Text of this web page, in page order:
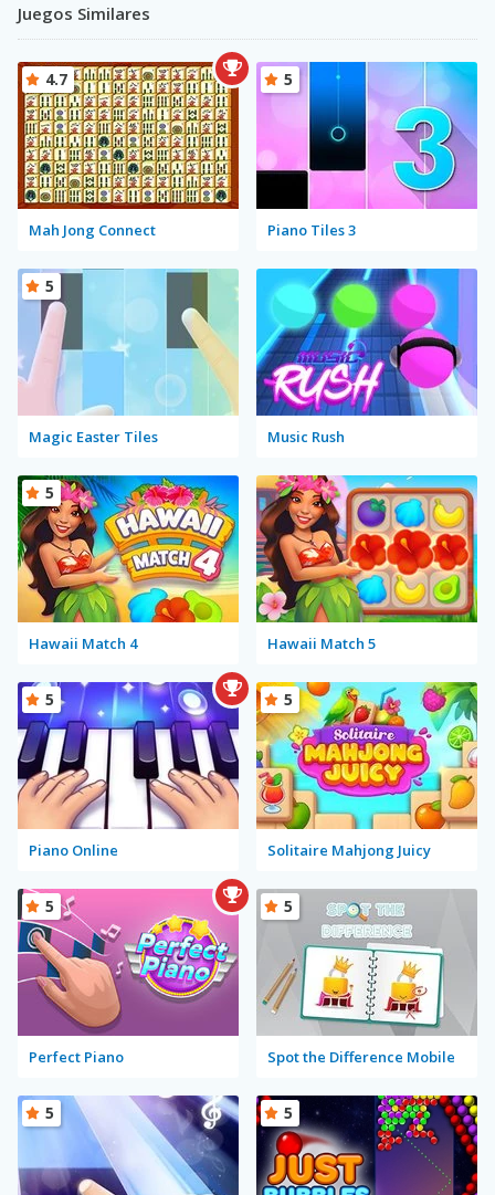
Juegos Similares
Mah Jong Connect
4.7
Piano Tiles 3
5
Magic Easter Tiles
5
Music Rush
Hawaii Match 4
5
Hawaii Match 5
Piano Online
5
Solitaire Mahjong Juicy
5
Perfect Piano
5
Spot the Difference Mobile
5
5 5